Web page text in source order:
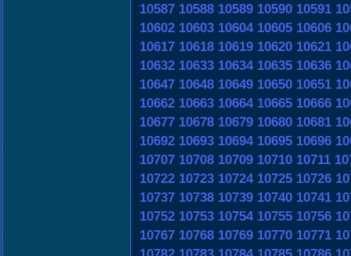
10587 10588 10589 10590 10591
10602 10603 10604 10605 10606
10617 10618 10619 10620 10621
10632 10633 10634 10635 10636
10647 10648 10649 10650 10651
10662 10663 10664 10665 10666
10677 10678 10679 10680 10681
10692 10693 10694 10695 10696
10707 10708 10709 10710 10711
10722 10723 10724 10725 10726
10737 10738 10739 10740 10741
10752 10753 10754 10755 10756
10767 10768 10769 10770 10771